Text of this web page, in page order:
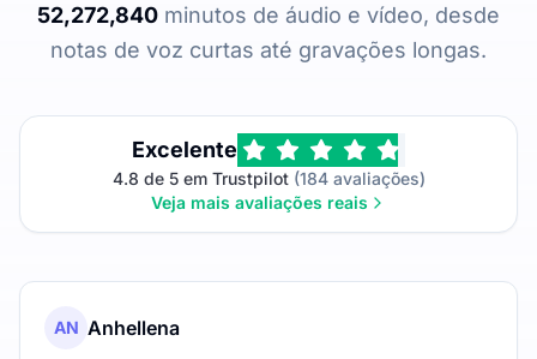
52,272,840 minutos de áudio e vídeo, desde
notas de voz curtas até gravações longas.
Excelente
4.8 de 5 em Trustpilot(184 avaliações)
Veja mais avaliações reais
AN Anhellena